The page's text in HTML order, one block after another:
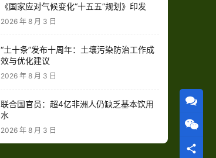
《国家应对气候变化“十五五”规划》印发
2026 年 8 月 3 日
“土十条”发布十周年：土壤污染防治工作成
效与优化建议
2026 年 8 月 3 日
联合国官员：超4亿非洲人仍缺乏基本饮用
水
2026 年 8 月 3 日